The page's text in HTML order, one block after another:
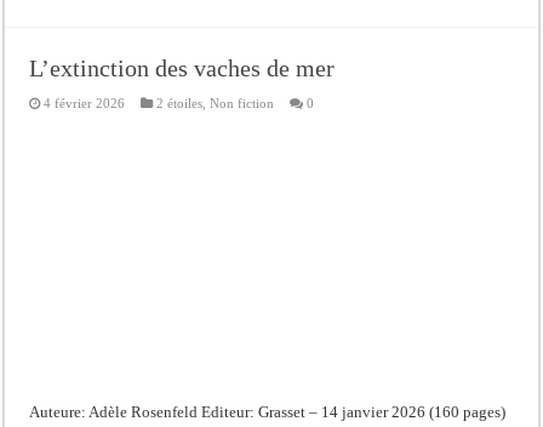
L’extinction des vaches de mer
4 février 2026 2 étoiles ,Non fiction 0
Auteure: Adèle Rosenfeld Editeur: Grasset – 14 janvier 2026 (160 pages)